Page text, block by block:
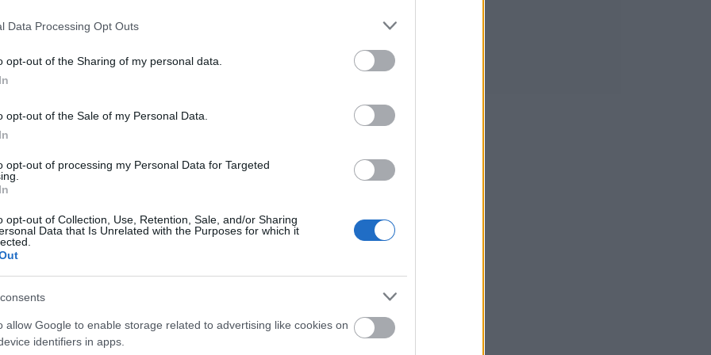
Data Processing Opt Outs
opt-out of the Sharing of my personal data.
opt-out of the Sale of my Personal Data.
opt-out of processing my Personal Data for Targeted
opt-out of Collection, Use, Retention, Sale, and/or Sharing
Data that Is Unrelated with the Purposes for which it
allow Google to enable storage related to advertising like cookies on
identifiers in apps.
είχε την ευκαιρία να συναντηθεί ξανά με